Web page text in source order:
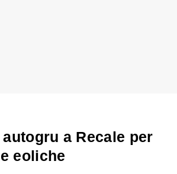
a Recale per
eoliche